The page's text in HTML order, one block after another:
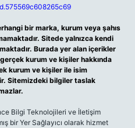
bir marka, kurum veya şahıs
Sitede yalnızca kendi
Burada yer alan içerikler
kurum ve kişiler hakkında
kurum ve kişiler ile isim
Sitemizdeki bilgiler taslak
Bilgi Teknolojileri ve İletişim
bir Yer Sağlayıcı olarak hizmet